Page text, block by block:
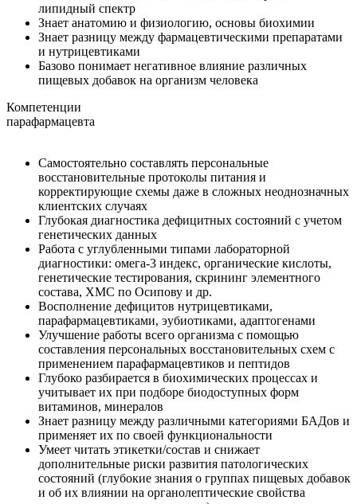
липидный спектр
Знает анатомию и физиологию, основы биохимии
Знает разницу между фармацевтическими препаратами
и нутрицевтиками
Базово понимает негативное влияние различных
пищевых добавок на организм человека
Компетенции
парафармацевта
Самостоятельно составлять персональные
восстановительные протоколы питания и
корректирующие схемы даже в сложных неоднозначных
клиентских случаях
Глубокая диагностика дефицитных состояний с учетом
генетических данных
Работа с углубленными типами лабораторной
диагностики: омега-3 индекс, органические кислоты,
генетические тестирования, скрининг элементного
состава, ХМС по Осипову и др.
Восполнение дефицитов нутрицевтиками,
парафармацевтиками, эубиотиками, адаптогенами
Улучшение работы всего организма с помощью
составления персональных восстановительных схем с
применением парафармацевтиков и пептидов
Глубоко разбирается в биохимических процессах и
учитывает их при подборе биодоступных форм
витаминов, минералов
Знает разницу между различными категориями БАДов и
применяет их по своей функциональности
Умеет читать этикетки/состав и снижает
дополнительные риски развития патологических
состояний (глубокие знания о группах пищевых добавок
и об их влиянии на органолептические свойства